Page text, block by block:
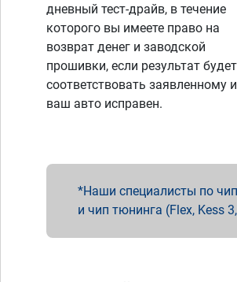
дневный тест-драйв, в течение
которого вы имеете право на
возврат денег и заводской
прошивки, если результат
соответствовать заявленному и
ваш авто исправен.
Наши специалисты по
и чип тюнинга (Flex, Kess